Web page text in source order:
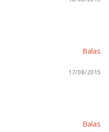
Balas
17/08/2015
Balas